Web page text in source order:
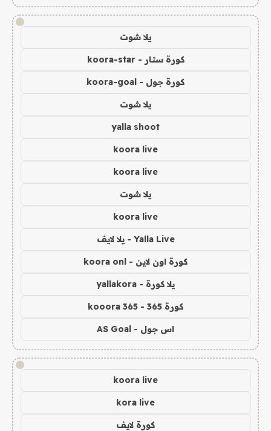
!
يلا شوت
كورة ستار - koora-star
كورة جول - koora-goal
يلا شوت
yalla shoot
koora live
koora live
يلا شوت
koora live
Yalla Live - يلا لايف
كورة اون لاين - koora onl
يلا كورة - yallakora
كورة 365 - kooora 365
اس جول - AS Goal
!
koora live
kora live
كورة لايف